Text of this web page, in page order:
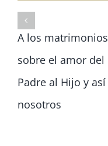
A los matrimonios
sobre el amor del
Padre al Hijo y así
nosotros